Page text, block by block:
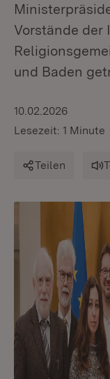
Vorstände der
und Baden
10.02.2026
Lesezeit: 1 Minute
Teilen